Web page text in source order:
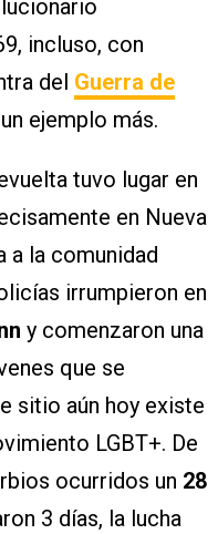
incluso, con
del Guerra de
ejemplo más.
tuvo lugar en
en Nueva
a la comunidad
irrumpieron en
y comenzaron una
que se
sitio aún hoy existe
LGBT+. De
ocurridos un 28
3 días, la lucha